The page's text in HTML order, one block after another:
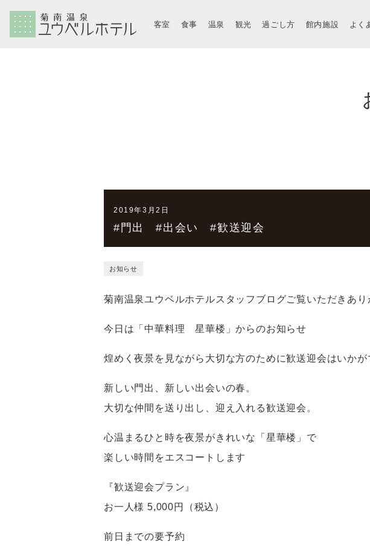
客室 食事 温泉 観光 過ごし方 館内施設 よく
2019年3月2日
#門出 #出会い #歓送迎会
お知らせ
菊南温泉ユウベルホテルスタッフブログご覧いただきあり
今日は「中華料理 星華楼」からのお知らせ
煌めく夜景を見ながら大切な方のために歓送迎会はいかが
新しい門出、新しい出会いの春。
大切な仲間を送り出し、迎え入れる歓送迎会。
心温まるひと時を夜景がきれいな「星華楼」で
楽しい時間をエスコートします
『歓送迎会プラン』
お一人様 5,000円（税込）
前日までの要予約